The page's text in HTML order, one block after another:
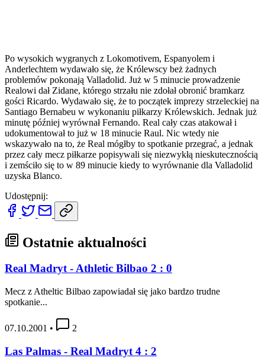
Po wysokich wygranych z Lokomotivem, Espanyolem i
Anderlechtem wydawało się, że Królewscy beż żadnych
problemów pokonają Valladolid. Już w 5 minucie prowadzenie
Realowi dał Zidane, którego strzału nie zdołał obronić bramkarz
gości Ricardo. Wydawało się, że to początek imprezy strzeleckiej na
Santiago Bernabeu w wykonaniu piłkarzy Królewskich. Jednak już
minutę później wyrównał Fernando. Real cały czas atakował i
udokumentował to już w 18 minucie Raul. Nic wtedy nie
wskazywało na to, że Real mógłby to spotkanie przegrać, a jednak
przez cały mecz piłkarze popisywali się niezwykłą nieskutecznością
i zemściło się to w 89 minucie kiedy to wyrównanie dla Valladolid
uzyska Blanco.
Udostępnij:
Ostatnie aktualności
Real Madryt - Athletic Bilbao 2 : 0
Mecz z Atheltic Bilbao zapowiadał się jako bardzo trudne
spotkanie...
07.10.2001 • 2
Las Palmas - Real Madryt 4 : 2